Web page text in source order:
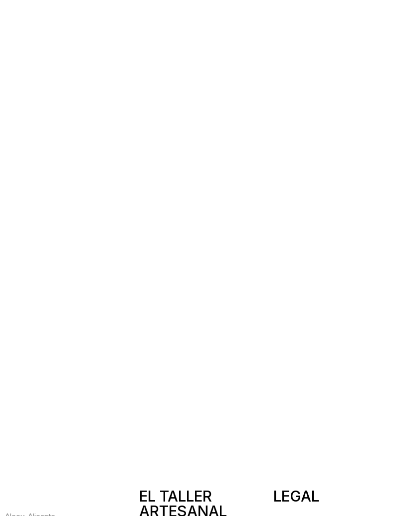
EL TALLER
ARTESANAL
LEGAL